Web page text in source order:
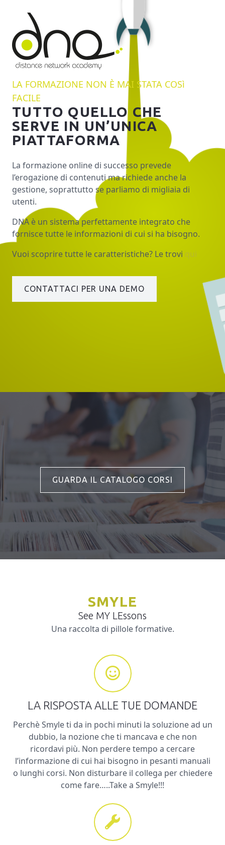
LA FORMAZIONE NON È MAI STATA COSì
FACILE
TUTTO QUELLO CHE
SERVE IN UN’UNICA
PIATTAFORMA
La formazione online di successo prevede
l’erogazione di contenuti ma richiede anche la
gestione, soprattutto se parliamo di migliaia di
utenti.
DNA è un sistema perfettamente integrato che
fornisce tutte le informazioni di cui si ha bisogno.
Vuoi scoprire tutte le caratteristiche? Le trovi qui
CONTATTACI PER UNA DEMO
GUARDA IL CATALOGO CORSI
SMYLE
See MY LEssons
Una raccolta di pillole formative.
LA RISPOSTA ALLE TUE DOMANDE
Perchè Smyle ti da in pochi minuti la soluzione ad un
dubbio, la nozione che ti mancava e che non
ricordavi più. Non perdere tempo a cercare
l’informazione di cui hai bisogno in pesanti manuali
o lunghi corsi. Non disturbare il collega per chiedere
come fare…..Take a Smyle!!!